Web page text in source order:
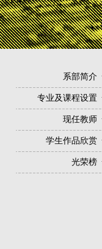
系部简介
专业及课程设置
现任教师
学生作品欣赏
光荣榜